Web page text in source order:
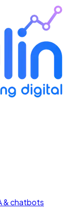
& chatbots